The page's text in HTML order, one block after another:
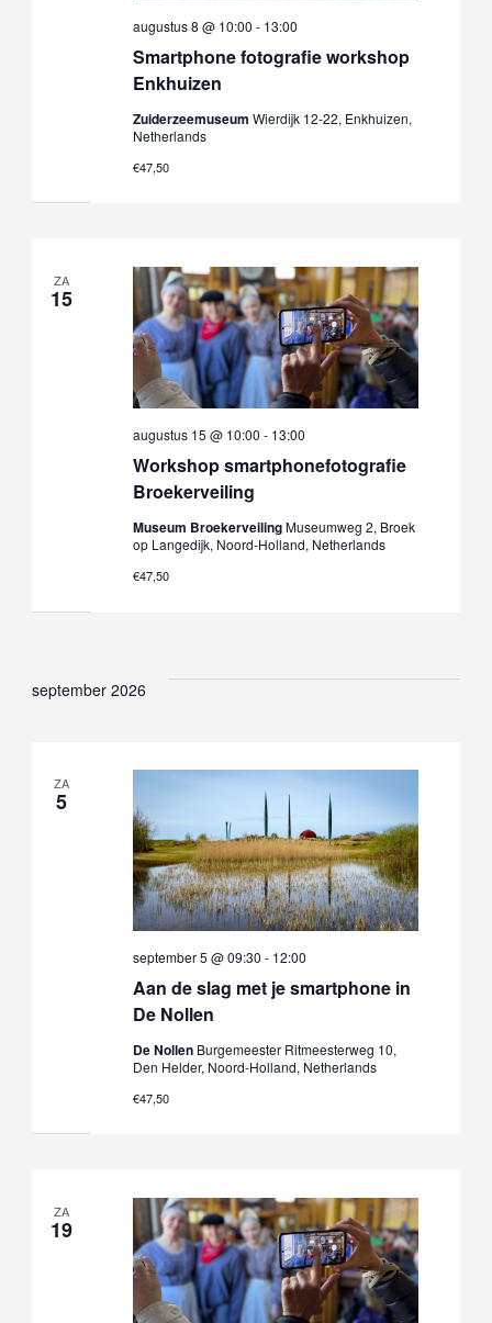
Smartphone fotografie workshop
Enkhuizen
augustus 8 @ 10:00 - 13:00
Zuiderzeemuseum Wierdijk 12-22, Enkhuizen,
Netherlands
€47,50
ZA
15
Workshop smartphonefotografie
Broekerveiling
augustus 15 @ 10:00 - 13:00
Museum BroekerveilingMuseumweg 2, Broek
op Langedijk, Noord-Holland, Netherlands
€47,50
september 2026
ZA
5
Aan de slag met je smartphone in
De Nollen
september 5 @ 09:30 - 12:00
De Nollen Burgemeester Ritmeesterweg 10,
Den Helder, Noord-Holland, Netherlands
€47,50
ZA
19